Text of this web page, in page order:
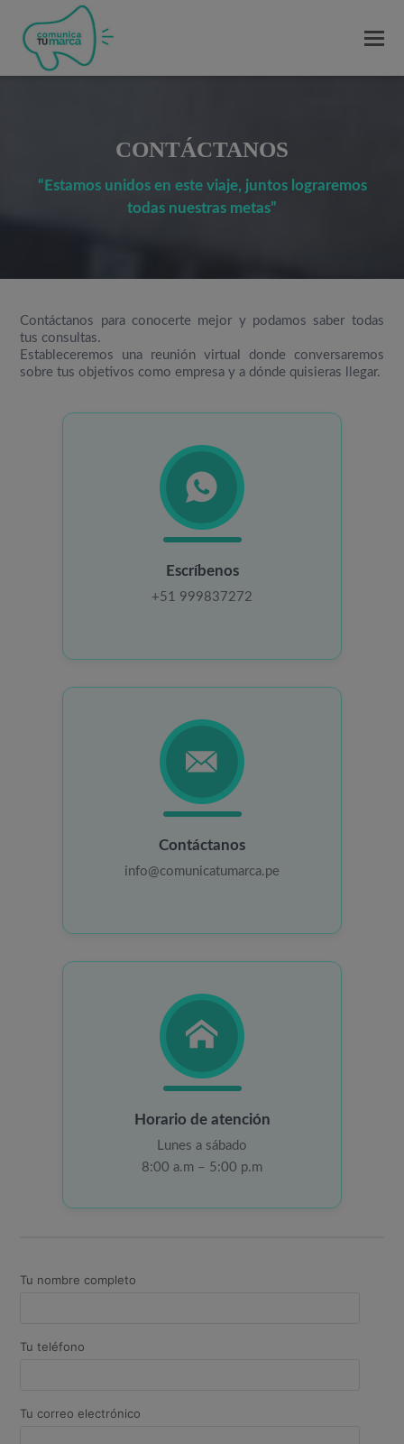
CONTÁCTANOS
“Estamos unidos en este viaje, juntos lograremos
todas nuestras metas”
Contáctanos para conocerte mejor y podamos saber todas
tus consultas.
Estableceremos una reunión virtual donde conversaremos
sobre tus objetivos como empresa y a dónde quisieras llegar.
Escríbenos
+51 999837272
Contáctanos
info@comunicatumarca.pe
Horario de atención
Lunes a sábado
8:00 a.m – 5:00 p.m
Tu nombre completo
Tu teléfono
Tu correo electrónico